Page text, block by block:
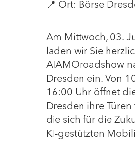
📍 Ort: Börse
Am Mittwoch, 03.
laden wir Sie
AIAMOroadshow
Dresden ein. Von
16:00 Uhr öffnet
Dresden ihre Türen
die sich für die
KI-gestützten